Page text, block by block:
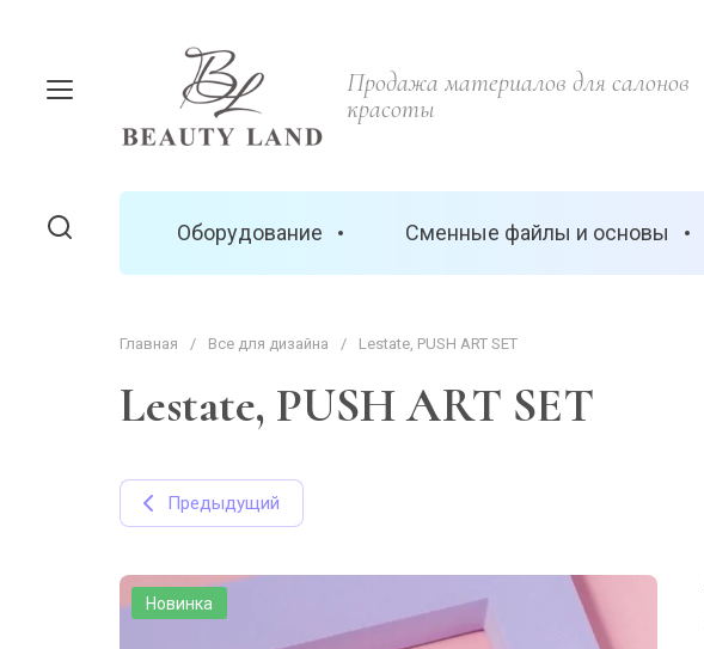
Продажа материалов для салонов
красоты
Оборудование Сменные файлы и основы
Главная / Все для дизайна / Lestate, PUSH ART SET
Lestate, PUSH ART SET
Предыдущий
Новинка